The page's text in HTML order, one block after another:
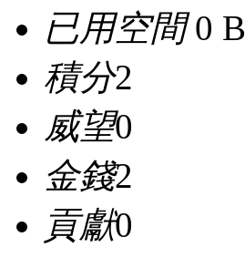
已用空間0 B
積分2
威望0
金錢2
貢獻0